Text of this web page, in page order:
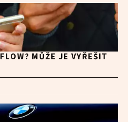
MŮŽE JE VYŘEŠIT